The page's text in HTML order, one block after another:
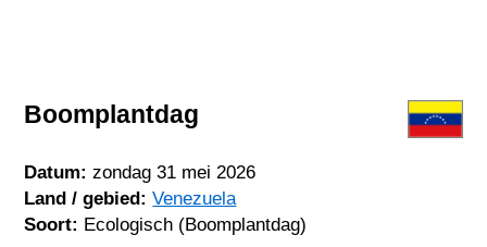
Boomplantdag
Datum: zondag 31 mei 2026
Land / gebied: Venezuela
Soort: Ecologisch (Boomplantdag)